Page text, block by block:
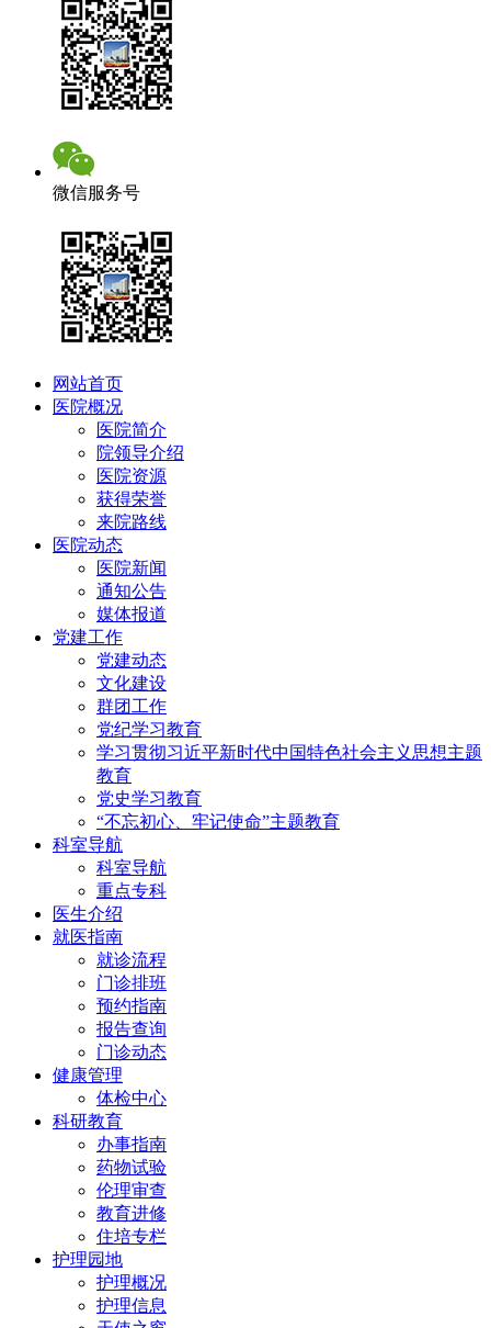
微信服务号
网站首页
医院概况
医院简介
院领导介绍
医院资源
获得荣誉
来院路线
医院动态
医院新闻
通知公告
媒体报道
党建工作
党建动态
文化建设
群团工作
党纪学习教育
学习贯彻习近平新时代中国特色社会主义思想主题
教育
党史学习教育
“不忘初心、牢记使命”主题教育
科室导航
科室导航
重点专科
医生介绍
就医指南
就诊流程
门诊排班
预约指南
报告查询
门诊动态
健康管理
体检中心
科研教育
办事指南
药物试验
伦理审查
教育进修
住培专栏
护理园地
护理概况
护理信息